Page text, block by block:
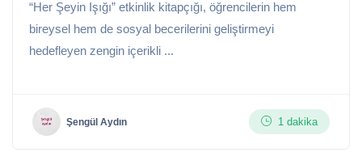
“Her Şeyin Işığı” etkinlik kitapçığı, öğrencilerin hem
bireysel hem de sosyal becerilerini geliştirmeyi
hedefleyen zengin içerikli ...
Şengül Aydın 1 dakika